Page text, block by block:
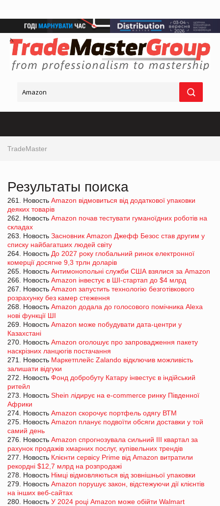
TradeMaster
Результаты поиска
261. Новость Amazon відмовиться від додаткової упаковки
деяких товарів
262. Новость Amazon почав тестувати гуманоїдних роботів на
складах
263. Новость Засновник Amazon Джефф Безос став другим у
списку найбагатших людей світу
264. Новость До 2027 року глобальний ринок електронної
комерції досягне 9,3 трлн доларів
265. Новость Антимонопольні служби США взялися за Amazon
266. Новость Amazon інвестує в ШІ-стартап до $4 млрд
267. Новость Amazon запустить технологію безготівкового
розрахунку без камер стеження
268. Новость Amazon додала до голосового помічника Alexa
нові функції ШІ
269. Новость Amazon може побудувати дата-центри у
Казахстані
270. Новость Amazon оголошує про запровадження пакету
наскрізних ланцюгів постачання
271. Новость Маркетплейс Zalando відключив можливість
залишати відгуки
272. Новость Фонд добробуту Катару інвестує в індійський
ритейл
273. Новость Shein лідирує на e-commerce ринку Південної
Африки
274. Новость Amazon скорочує портфель одягу ВТМ
275. Новость Amazon планує подвоїти обсяги доставки у той
самий день
276. Новость Amazon спрогнозувала сильний ІІІ квартал за
рахунок продажів хмарних послуг, купівельних трендів
277. Новость Клієнти сервісу Prime від Amazon витратили
рекордні $12,7 млрд на розпродажі
278. Новость Німці відмовляються від зовнішньої упаковки
279. Новость Amazon порушує закон, відстежуючи дії клієнтів
на інших веб-сайтах
280. Новость У 2024 році Amazon може обійти Walmart